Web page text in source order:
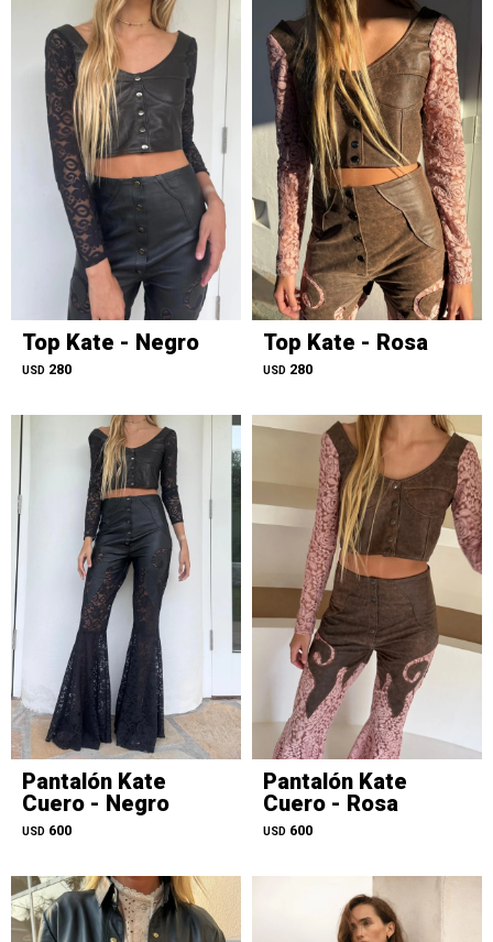
Top Kate - Negro
USD 280
Top Kate - Rosa
USD 280
Pantalón Kate
Cuero - Negro
USD 600
Pantalón Kate
Cuero - Rosa
USD 600